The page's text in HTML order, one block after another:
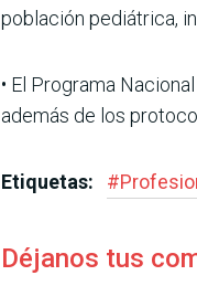
población pediá­trica,
• El Programa
además de los
Etiquetas: #
Déjanos tus